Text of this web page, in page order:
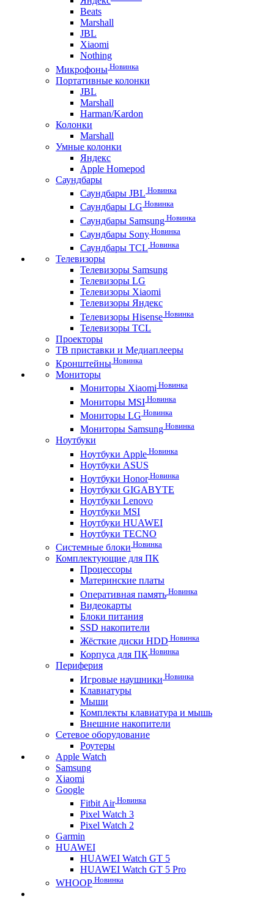
Beats
Marshall
JBL
Xiaomi
Nothing
Микрофоны Новинка
Портативные колонки
JBL
Marshall
Harman/Kardon
Колонки
Marshall
Умные колонки
Яндекс
Apple Homepod
Саундбары
Саундбары JBL Новинка
Саундбары LG Новинка
Саундбары Samsung Новинка
Саундбары Sony Новинка
Саундбары TCL Новинка
Телевизоры
Телевизоры Samsung
Телевизоры LG
Телевизоры Xiaomi
Телевизоры Яндекс
Телевизоры Hisense Новинка
Телевизоры TCL
Проекторы
ТВ приставки и Медиаплееры
Кронштейны Новинка
Мониторы
Мониторы Xiaomi Новинка
Мониторы MSI Новинка
Мониторы LG Новинка
Мониторы Samsung Новинка
Ноутбуки
Ноутбуки Apple Новинка
Ноутбуки ASUS
Ноутбуки HonorНовинка
Ноутбуки GIGABYTE
Ноутбуки Lenovo
Ноутбуки MSI
Ноутбуки HUAWEI
Ноутбуки TECNO
Системные блоки Новинка
Комплектующие для ПК
Процессоры
Материнские платы
Оперативная память Новинка
Видеокарты
Блоки питания
SSD накопители
Жёсткие диски HDD Новинка
Корпуса для ПК Новинка
Периферия
Игровые наушники Новинка
Клавиатуры
Мыши
Комплекты клавиатура и мышь
Внешние накопители
Сетевое оборудование
Роутеры
Apple Watch
Samsung
Xiaomi
Google
Fitbit AirНовинка
Pixel Watch 3
Pixel Watch 2
Garmin
HUAWEI
HUAWEI Watch GT 5
HUAWEI Watch GT 5 Pro
WHOOP Новинка